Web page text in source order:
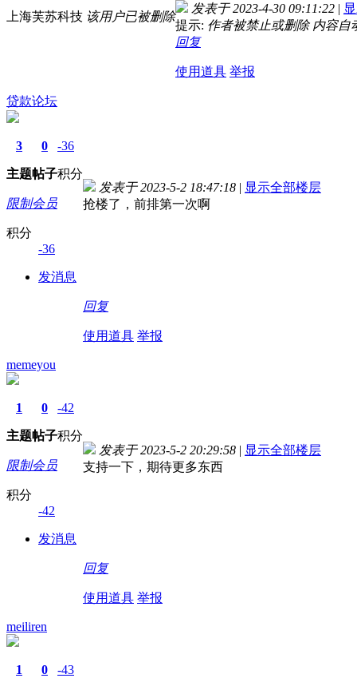
上海芙苏科技 该用户已被删除
发表于 2023-4-30 09:11:22 |
提示: 作者被禁止或删除 内容自
回复
使用道具 举报
贷款论坛
3
主题
0
帖子
-36
积分
限制会员
积分
-36
发消息
发表于 2023-5-2 18:47:18 | 显示全部楼层
抢楼了，前排第一次啊
回复
使用道具 举报
memeyou
1
主题
0
帖子
-42
积分
限制会员
积分
-42
发消息
发表于 2023-5-2 20:29:58 | 显示全部楼层
支持一下，期待更多东西
回复
使用道具 举报
meiliren
1 0 -43